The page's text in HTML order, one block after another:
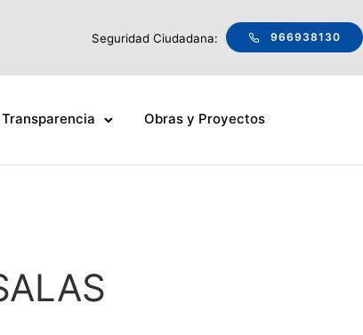
Seguridad Ciudadana: 966938130
Transparencia Obras y Proyectos